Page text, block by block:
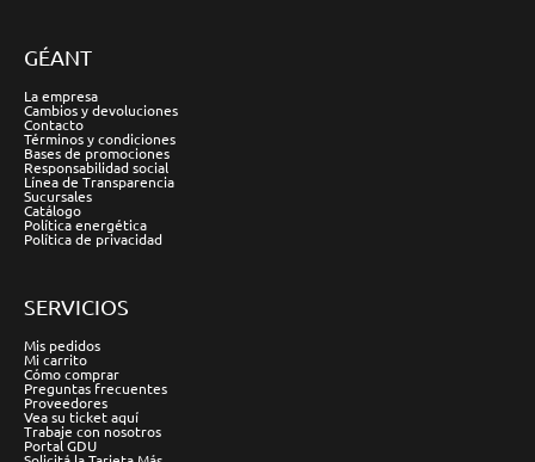
GÉANT
La empresa
Cambios y devoluciones
Contacto
Términos y condiciones
Bases de promociones
Responsabilidad social
Línea de Transparencia
Sucursales
Catálogo
Política energética
Política de privacidad
SERVICIOS
Mis pedidos
Mi carrito
Cómo comprar
Preguntas frecuentes
Proveedores
Vea su ticket aquí
Trabaje con nosotros
Portal GDU